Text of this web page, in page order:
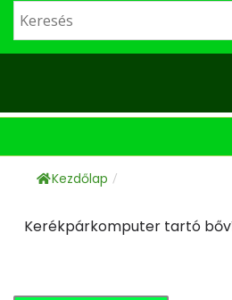
Kezdőlap /
Kerékpárkomputer tartó